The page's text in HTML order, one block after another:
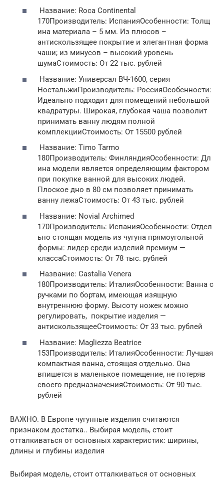
Название: Roca Continental
170Производитель: ИспанияОсобенности: Толщ
ина материала – 5 мм. Из плюсов –
антискользящее покрытие и элегантная форма
чаши; из минусов – высокий уровень
шумаСтоимость: От 22 тыс. рублей
Название: Универсал ВЧ-1600, серия
НостальжиПроизводитель: РоссияОсобенности:
Идеально подходит для помещений небольшой
квадратуры. Широкая, глубокая чаша позволит
принимать ванну людям полной
комплекцииСтоимость: От 15500 рублей
Название: Timo Tarmo
180Производитель: ФинляндияОсобенности: Дл
ина модели является определяющим фактором
при покупке ванной для высоких людей.
Плоское дно в 80 см позволяет принимать
ванну лежаСтоимость: От 43 тыс. рублей
Название: Novial Archimed
170Производитель: ИспанияОсобенности: Отдел
ьно стоящая модель из чугуна прямоугольной
формы: лидер среди изделий премиум —
классаСтоимость: От 78 тыс. рублей
Название: Castalia Venera
180Производитель: ИталияОсобенности: Ванна с
ручками по бортам, имеющая изящную
внутреннюю форму. Высоту ножек можно
регулировать, покрытие изделия —
антискользящееСтоимость: От 33 тыс. рублей
Название: Magliezza Beatrice
153Производитель: ИталияОсобенности: Лучшая
компактная ванна, стоящая отдельно. Она
впишется в маленькое помещение, не потеряв
своего предназначенияСтоимость: От 90 тыс.
рублей
ВАЖНО. В Европе чугунные изделия считаются
признаком достатка.. Выбирая модель, стоит
отталкиваться от основных характеристик: ширины,
длины и глубины изделия
Выбирая модель, стоит отталкиваться от основных